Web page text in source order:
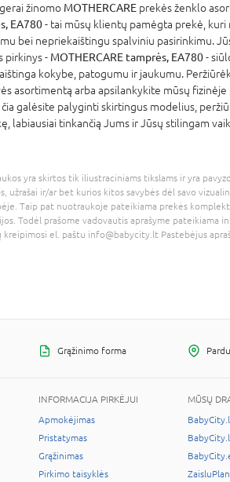
žinomo MOTHERCARE prekės ženklo
EA780- tai mūsų klientų pamėgta prekė, kuri
bei nepriekaištingu spalviniu pasirinkimu.
pirkinys - MOTHERCARE tamprės, EA780-
kokybe, patogumu ir jaukumu.
asortimentą arba apsilankykite mūsų
čia galėsite palyginti skirtingus modelius,
labiausiai tinkančią Jums ir Jūsų stilingam
yra skirtos tik iliustraciniams tikslams ir yra
užrašai ir/ar bet kurios kitos savybės dėl savo
Taip pat nuotraukoje pateikiama prekės
Todėl prašome vadovautis aprašyme pateikiama
kreipimosi el. paštu info@babycity.lt Pastebėjus
Grąžinimo forma
INFORMACIJA PIRKĖJUI
Apmokėjimas
Pristatymas
Grąžinimas
Pirkimo taisyklės
MŪSŲ